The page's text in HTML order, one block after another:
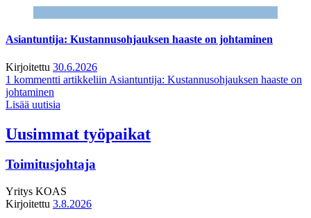
Asiantuntija: Kustannusohjauksen haaste on johtaminen
Kirjoitettu 30.6.2026
1 kommentti artikkeliin Asiantuntija: Kustannusohjauksen haaste on
johtaminen
Lisää uutisia
Uusimmat työpaikat
Toimitusjohtaja
Yritys KOAS
Kirjoitettu 3.8.2026